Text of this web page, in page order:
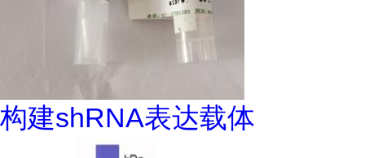
构建shRNA表达载体